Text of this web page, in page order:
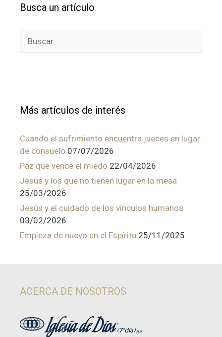
Busca un artículo
Más artículos de interés
Cuando el sufrimiento encuentra jueces en lugar
de consuelo 07/07/2026
Paz que vence el miedo 22/04/2026
Jesús y los que no tienen lugar en la mesa
25/03/2026
Jesús y el cuidado de los vínculos humanos
03/02/2026
Empieza de nuevo en el Espíritu 25/11/2025
ACERCA DE NOSOTROS